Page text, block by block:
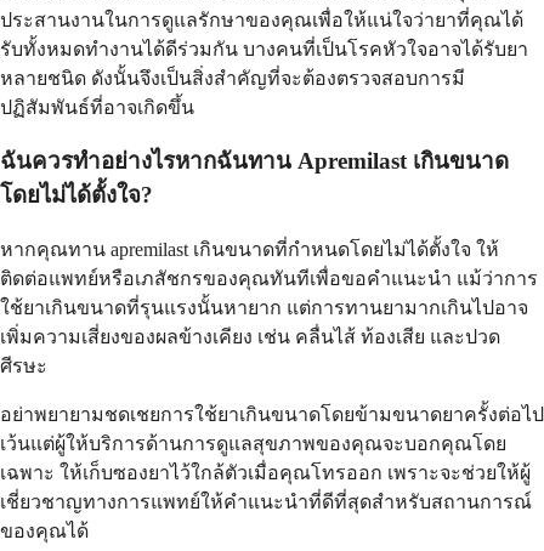
ประสานงานในการดูแลรักษาของคุณเพื่อให้แน่ใจว่ายาที่คุณได้
รับทั้งหมดทำงานได้ดีร่วมกัน บางคนที่เป็นโรคหัวใจอาจได้รับยา
หลายชนิด ดังนั้นจึงเป็นสิ่งสำคัญที่จะต้องตรวจสอบการมี
ปฏิสัมพันธ์ที่อาจเกิดขึ้น
ฉันควรทำอย่างไรหากฉันทาน Apremilast เกินขนาด
โดยไม่ได้ตั้งใจ?
หากคุณทาน apremilast เกินขนาดที่กำหนดโดยไม่ได้ตั้งใจ ให้
ติดต่อแพทย์หรือเภสัชกรของคุณทันทีเพื่อขอคำแนะนำ แม้ว่าการ
ใช้ยาเกินขนาดที่รุนแรงนั้นหายาก แต่การทานยามากเกินไปอาจ
เพิ่มความเสี่ยงของผลข้างเคียง เช่น คลื่นไส้ ท้องเสีย และปวด
ศีรษะ
อย่าพยายามชดเชยการใช้ยาเกินขนาดโดยข้ามขนาดยาครั้งต่อไป
เว้นแต่ผู้ให้บริการด้านการดูแลสุขภาพของคุณจะบอกคุณโดย
เฉพาะ ให้เก็บซองยาไว้ใกล้ตัวเมื่อคุณโทรออก เพราะจะช่วยให้ผู้
เชี่ยวชาญทางการแพทย์ให้คำแนะนำที่ดีที่สุดสำหรับสถานการณ์
ของคุณได้